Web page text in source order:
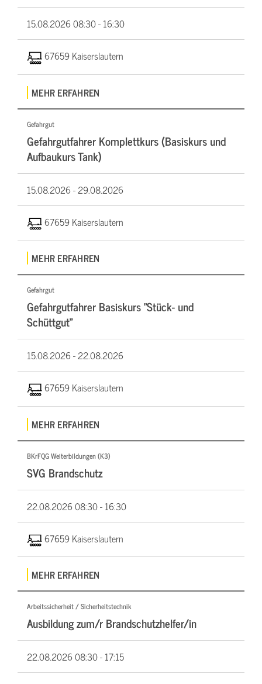
15.08.202608:30 - 16:30
67659 Kaiserslautern
MEHR ERFAHREN
Gefahrgut
Gefahrgutfahrer Komplettkurs (Basiskurs und
Aufbaukurs Tank)
15.08.2026 -29.08.2026
67659 Kaiserslautern
MEHR ERFAHREN
Gefahrgut
Gefahrgutfahrer Basiskurs "Stück- und
Schüttgut"
15.08.2026 -22.08.2026
67659 Kaiserslautern
MEHR ERFAHREN
BKrFQG Weiterbildungen (K3)
SVG Brandschutz
22.08.202608:30 - 16:30
67659 Kaiserslautern
MEHR ERFAHREN
Arbeitssicherheit / Sicherheitstechnik
Ausbildung zum/r Brandschutzhelfer/in
22.08.202608:30 - 17:15